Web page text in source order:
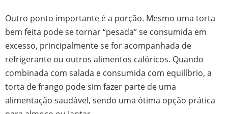
Outro ponto importante é a porção. Mesmo uma torta
bem feita pode se tornar “pesada” se consumida em
excesso, principalmente se for acompanhada de
refrigerante ou outros alimentos calóricos. Quando
combinada com salada e consumida com equilíbrio, a
torta de frango pode sim fazer parte de uma
alimentação saudável, sendo uma ótima opção prática